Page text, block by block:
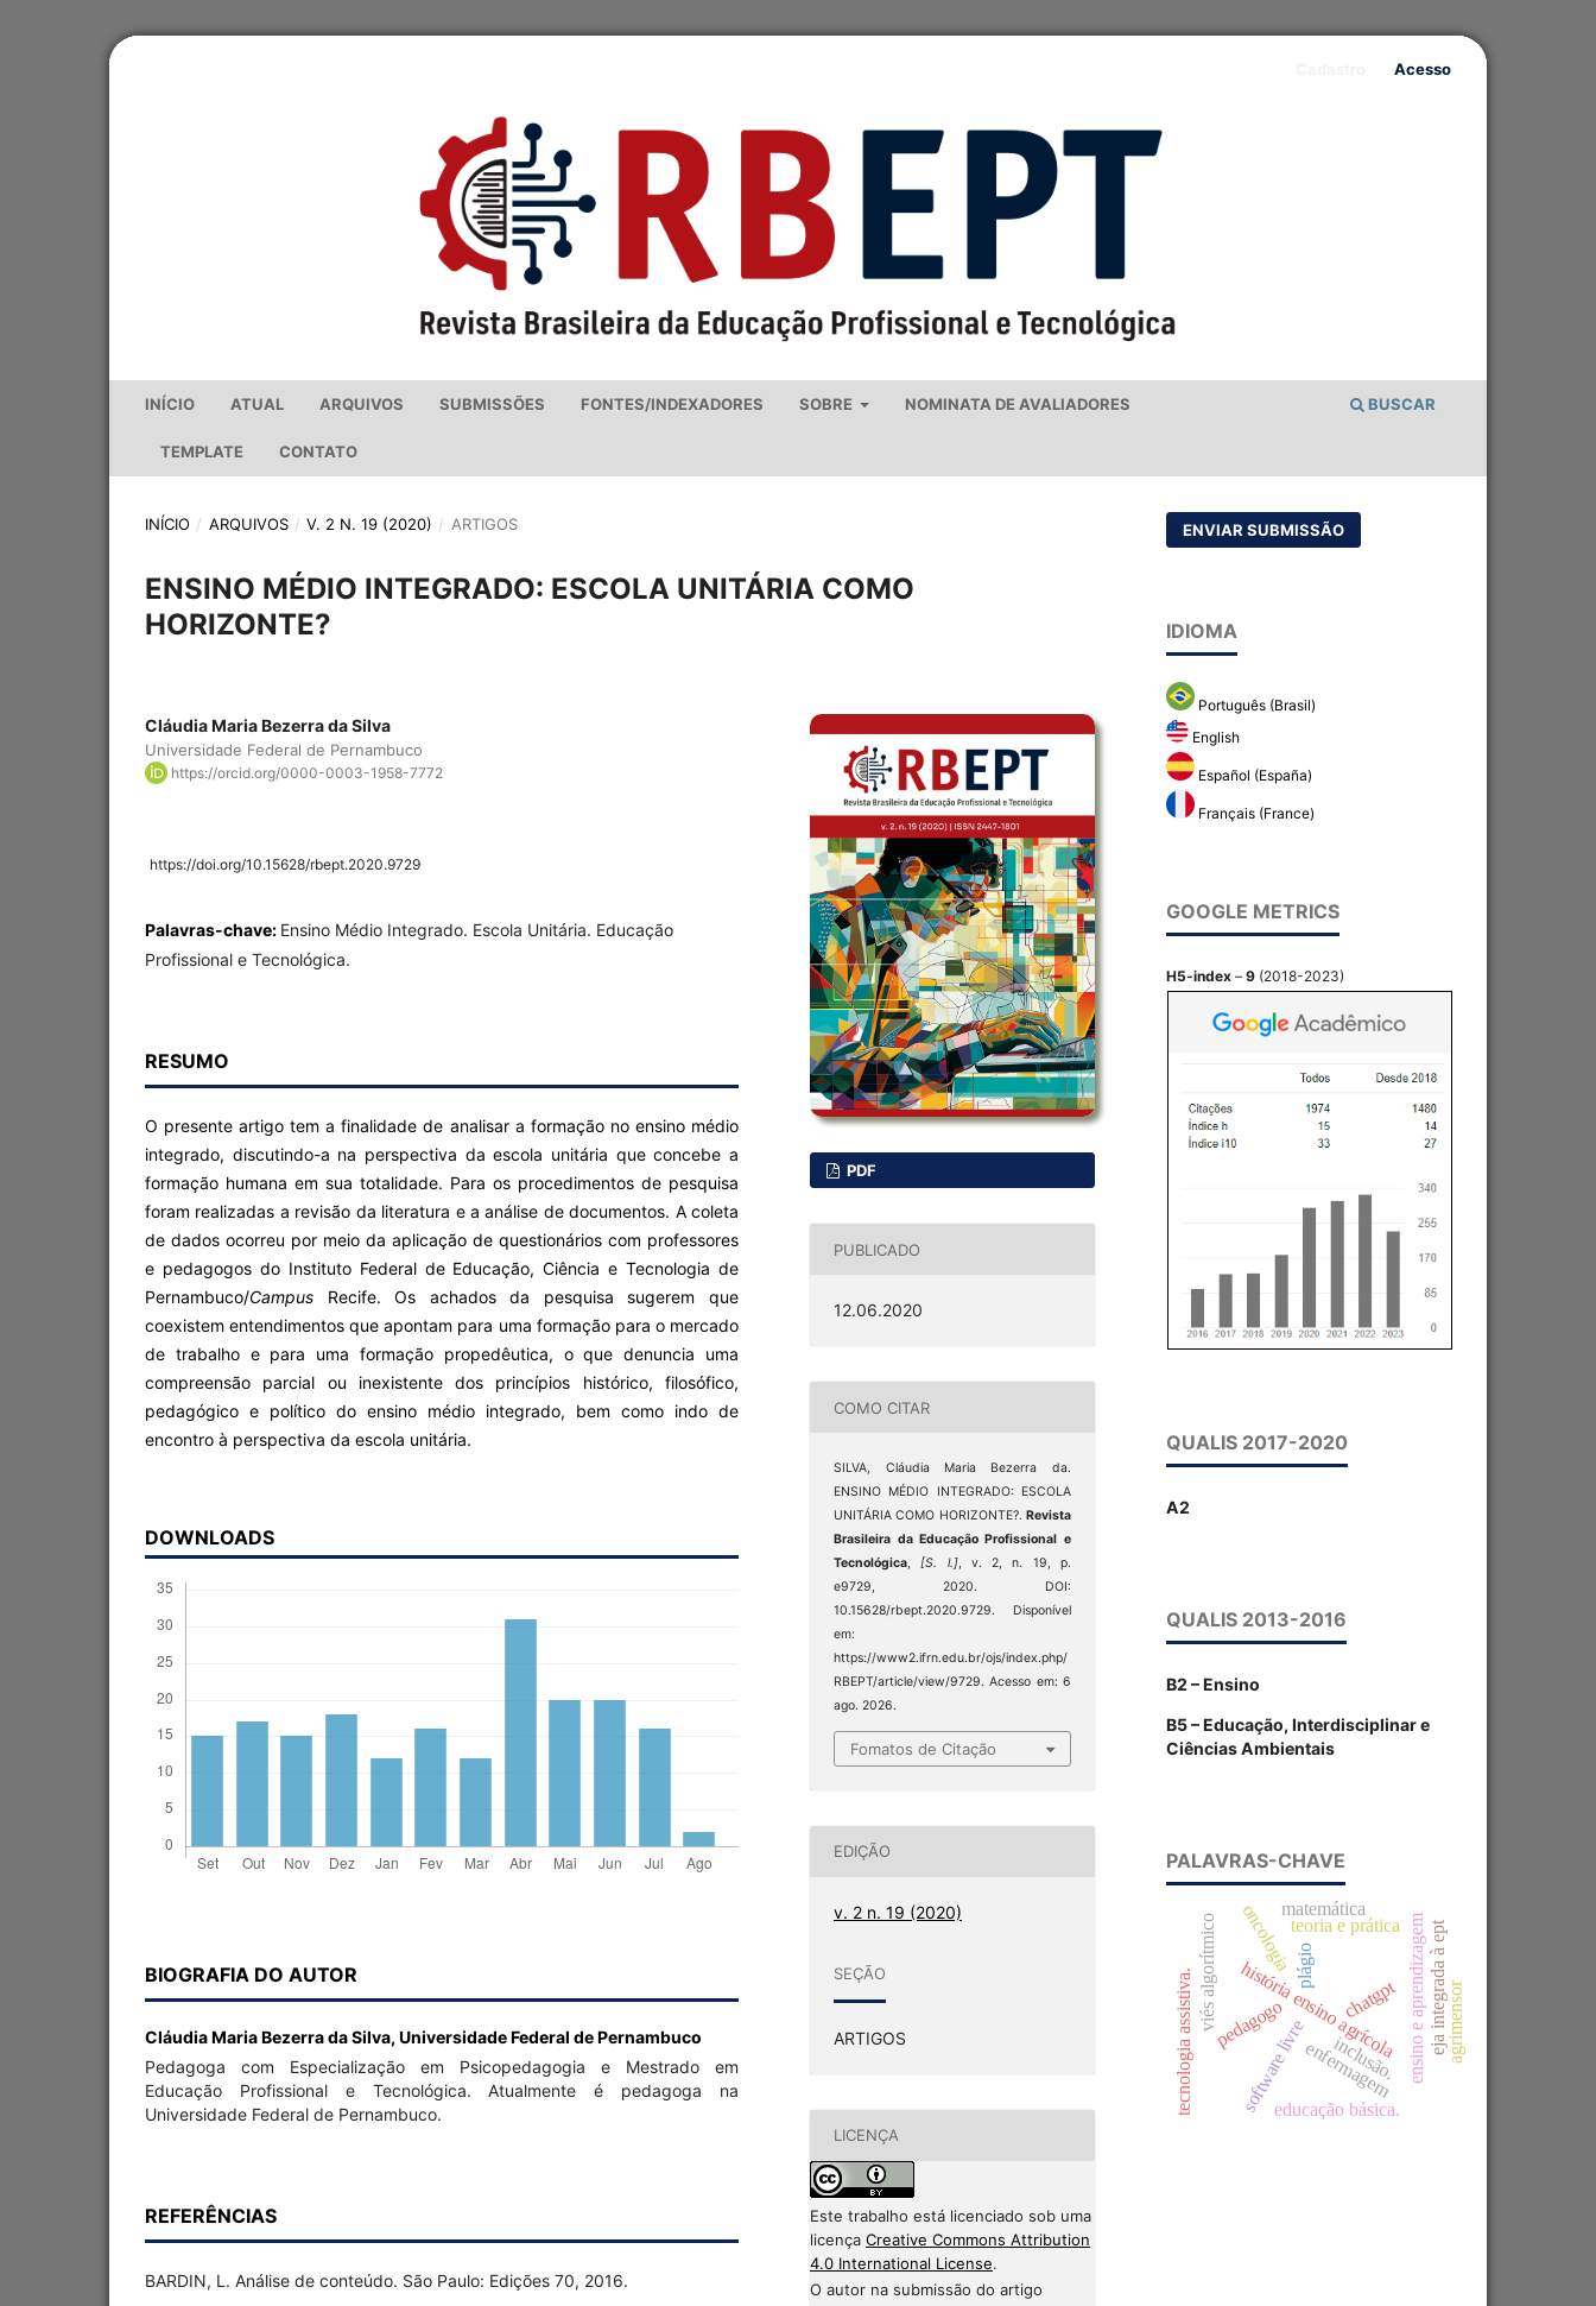
INÍCIO ATUAL ARQUIVOS SUBMISSÕES FONTES/INDEXADORES SOBRE NOMINATA DE AVALIADORES
TEMPLATE CONTATO
BUSCAR
Acesso
INÍCIO / ARQUIVOS / V. 2 N. 19 (2020) / ARTIGOS
ENSINO MÉDIO INTEGRADO: ESCOLA UNITÁRIA COMO
HORIZONTE?
Cláudia Maria Bezerra da Silva
Universidade Federal de Pernambuco
https://orcid.org/0000-0003-1958-7772
https://doi.org/10.15628/rbept.2020.9729
Palavras-chave: Ensino Médio Integrado. Escola Unitária. Educação
Profissional e Tecnológica.
RESUMO
O presente artigo tem a finalidade de analisar a formação no ensino médio
integrado, discutindo-a na perspectiva da escola unitária que concebe a
formação humana em sua totalidade. Para os procedimentos de pesquisa
foram realizadas a revisão da literatura e a análise de documentos. A coleta
de dados ocorreu por meio da aplicação de questionários com professores
e pedagogos do Instituto Federal de Educação, Ciência e Tecnologia de
Pernambuco/Campus Recife. Os achados da pesquisa sugerem que
coexistem entendimentos que apontam para uma formação para o mercado
de trabalho e para uma formação propedêutica, o que denuncia uma
compreensão parcial ou inexistente dos princípios histórico, filosófico,
pedagógico e político do ensino médio integrado, bem como indo de
encontro à perspectiva da escola unitária.
DOWNLOADS
BIOGRAFIA DO AUTOR
Cláudia Maria Bezerra da Silva, Universidade Federal de Pernambuco
Pedagoga com Especialização em Psicopedagogia e Mestrado em
Educação Profissional e Tecnológica. Atualmente é pedagoga na
Universidade Federal de Pernambuco.
REFERÊNCIAS
BARDIN, L. Análise de conteúdo. São Paulo: Edições 70, 2016.
PDF
PUBLICADO
12.06.2020
COMO CITAR
SILVA, Cláudia Maria Bezerra da.
ENSINO MÉDIO INTEGRADO: ESCOLA
UNITÁRIA COMO HORIZONTE?. Revista
Brasileira da Educação Profissional e
Tecnológica,[S. l.], v. 2, n. 19, p.
e9729, 2020. DOI:
10.15628/rbept.2020.9729. Disponível
em:
https://www2.ifrn.edu.br/ojs/index.php/
RBEPT/article/view/9729. Acesso em: 6
ago. 2026.
Fomatos de Citação
EDIÇÃO
v. 2 n. 19 (2020)
SEÇÃO
ARTIGOS
LICENÇA
Este trabalho está licenciado sob uma
licença Creative Commons Attribution
4.0 International License.
O autor na submissão do artigo
ENVIAR SUBMISSÃO
IDIOMA
Português (Brasil)
English
Español (España)
Français (France)
GOOGLE METRICS
H5-index – 9 (2018-2023)
QUALIS 2017-2020
A2
QUALIS 2013-2016
B2 – Ensino
B5 – Educação, Interdisciplinar e
Ciências Ambientais
PALAVRAS-CHAVE
história ensino agrícola
plágio
software livre ensino e aprendizagem
teoria e prática
pedagogo
inclusão.
eja integrada à ept
viés algorítmico
matemática
chatgpt
enfermagem
tecnologia assistiva. agrimensor
educação básica.
oncologia